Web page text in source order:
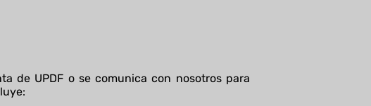
de UPDF o se comunica con nosotros para